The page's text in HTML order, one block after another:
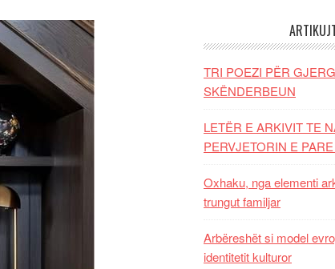
TRI POEZI PËR
SKËNDERBEUN
LETËR E ARKIVIT TE
PERVJETORIN E
Oxhaku, nga elementi
trungut familjar
Arbëreshët si model
identitetit kulturor